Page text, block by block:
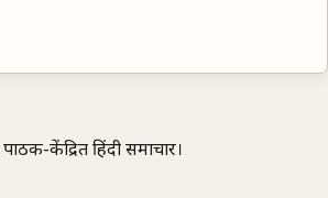
केंद्रित हिंदी समाचार।